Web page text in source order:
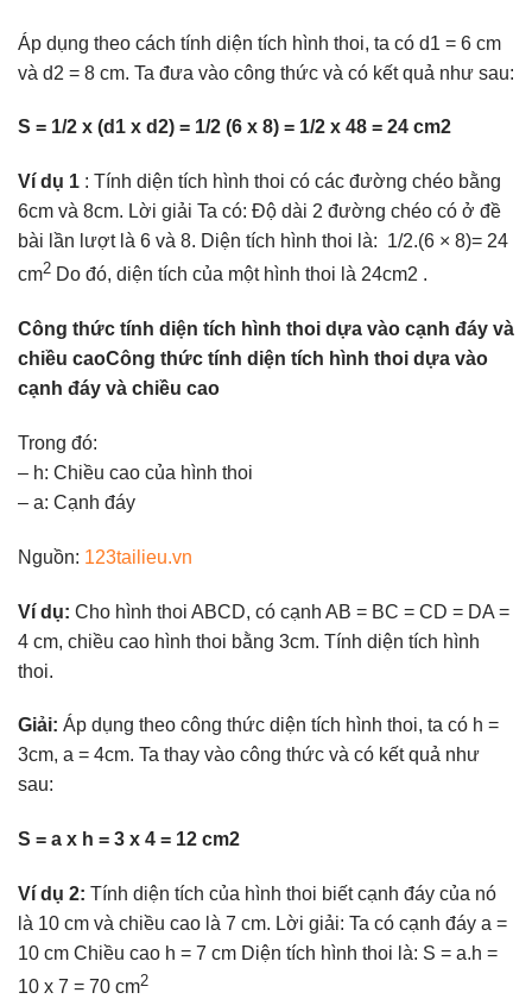
Áp dụng theo cách tính diện tích hình thoi, ta có d1 = 6 cm
và d2 = 8 cm. Ta đưa vào công thức và có kết quả như sau:
S = 1/2 x (d1 x d2) = 1/2 (6 x 8) = 1/2 x 48 = 24 cm2
Ví dụ 1 : Tính diện tích hình thoi có các đường chéo bằng
6cm và 8cm. Lời giải Ta có: Độ dài 2 đường chéo có ở đề
bài lần lượt là 6 và 8. Diện tích hình thoi là: 1/2.(6 × 8)= 24
cm2 Do đó, diện tích của một hình thoi là 24cm2 .
Công thức tính diện tích hình thoi dựa vào cạnh đáy và
chiều caoCông thức tính diện tích hình thoi dựa vào
cạnh đáy và chiều cao
Trong đó:
– h: Chiều cao của hình thoi
– a: Cạnh đáy
Nguồn: 123tailieu.vn
Ví dụ: Cho hình thoi ABCD, có cạnh AB = BC = CD = DA =
4 cm, chiều cao hình thoi bằng 3cm. Tính diện tích hình
thoi.
Giải: Áp dụng theo công thức diện tích hình thoi, ta có h =
3cm, a = 4cm. Ta thay vào công thức và có kết quả như
sau:
S = a x h = 3 x 4 = 12 cm2
Ví dụ 2: Tính diện tích của hình thoi biết cạnh đáy của nó
là 10 cm và chiều cao là 7 cm. Lời giải: Ta có cạnh đáy a =
10 cm Chiều cao h = 7 cm Diện tích hình thoi là: S = a.h =
10 x 7 = 70 cm2